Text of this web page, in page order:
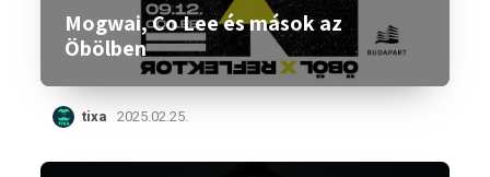
Mogwai, Co Lee és mások az
Öbölben
tixa 2025.02.25.